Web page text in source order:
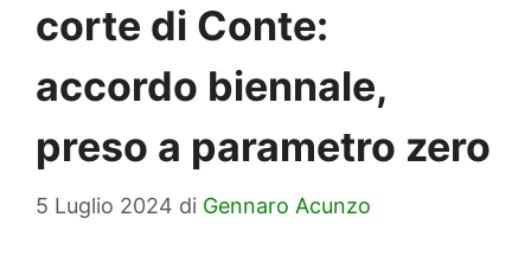
corte di Conte:
accordo biennale,
preso a parametro zero
5 Luglio 2024 di Gennaro Acunzo